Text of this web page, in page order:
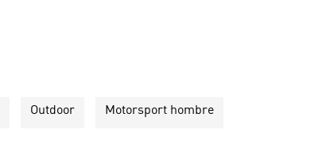
Outdoor Motorsport hombre